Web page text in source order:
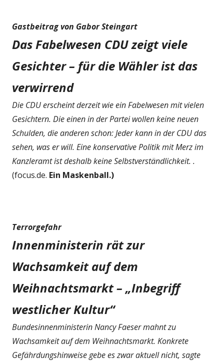
Gastbeitrag von Gabor Steingart
Das Fabelwesen CDU zeigt viele
Gesichter – für die Wähler ist das
verwirrend
Die CDU erscheint derzeit wie ein Fabelwesen mit vielen
Gesichtern. Die einen in der Partei wollen keine neuen
Schulden, die anderen schon: Jeder kann in der CDU das
sehen, was er will. Eine konservative Politik mit Merz im
Kanzleramt ist deshalb keine Selbstverständlichkeit. .
(focus.de. Ein Maskenball.)
Terrorgefahr
Innenministerin rät zur
Wachsamkeit auf dem
Weihnachtsmarkt – „Inbegriff
westlicher Kultur“
Bundesinnenministerin Nancy Faeser mahnt zu
Wachsamkeit auf dem Weihnachtsmarkt. Konkrete
Gefährdungshinweise gebe es zwar aktuell nicht, sagte